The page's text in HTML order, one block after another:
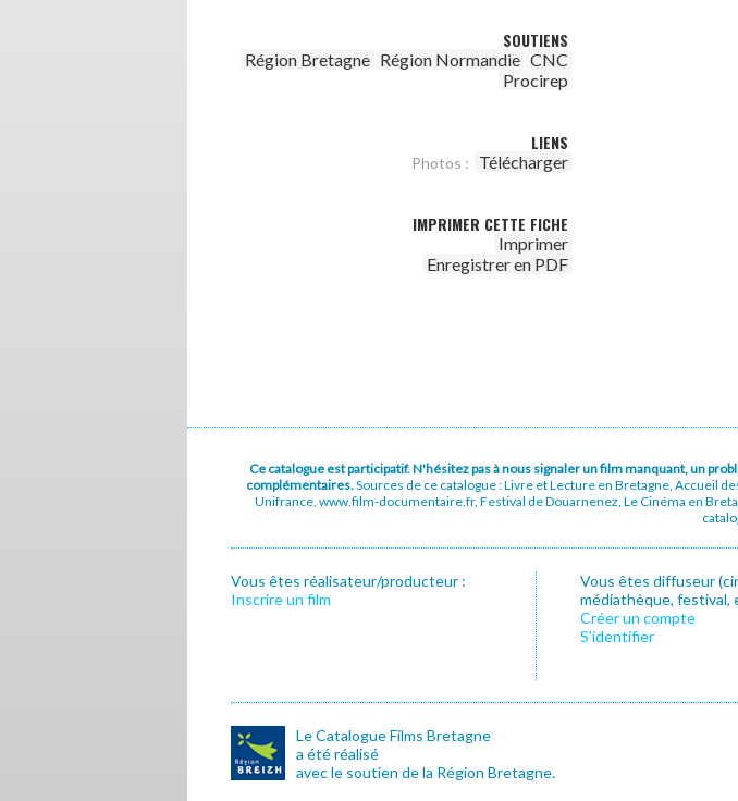
SOUTIENS
Région Bretagne Région Normandie CNC
Procirep
LIENS
Photos : Télécharger
IMPRIMER CETTE FICHE
Imprimer
Enregistrer en PDF
Ce catalogue est participatif. N'hésitez pas à nous signaler un film manquant, un
complémentaires.Sources de ce catalogue : Livre et Lecture en Bretagne, Accueil
Unifrance, www.film-documentaire.fr, Festival de Douarnenez, Le Cinéma en
Vous êtes réalisateur/producteur :
Inscrire un film
Vous êtes diffuseur
médiathèque, festival,
Créer un compte
S’identifier
Le Catalogue Films Bretagne
a été réalisé
avec le soutien de la Région Bretagne.